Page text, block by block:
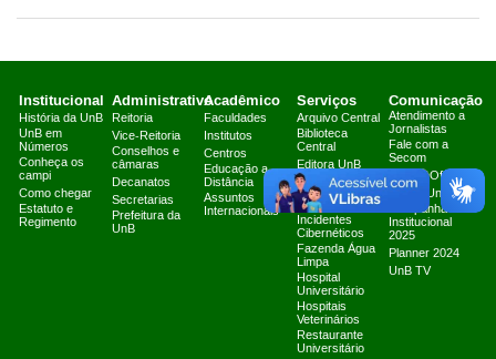
Institucional
História da UnB
UnB em
Números
Conheça os
campi
Como chegar
Estatuto e
Regimento
Administrativo
Reitoria
Vice-Reitoria
Conselhos e
câmaras
Decanatos
Secretarias
Prefeitura da
UnB
Acadêmico
Faculdades
Institutos
Centros
Educação a
Distância
Assuntos
Internacionais
Serviços
Arquivo Central
Biblioteca
Central
Editora UnB
Equipe de
Tratamento e
Resposta a
Incidentes
Cibernéticos
Fazenda Água
Limpa
Hospital
Universitário
Hospitais
Veterinários
Restaurante
Universitário
Comunicação
Atendimento a
Jornalistas
Fale com a
Secom
Canais Oficiais
Marca UnB
Campanha
Institucional
2025
Planner 2024
UnB TV